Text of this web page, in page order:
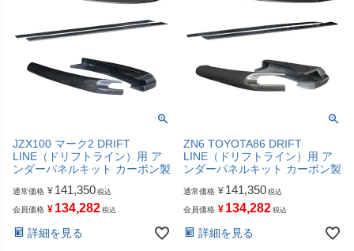
JZX100 マーク2 DRIFT
LINE（ドリフトライン）用 ア
ンダーパネルキット カーボン製
通常価格 ¥ 141,350 税込
会員価格 ¥ 134,282 税込
詳細を見る
ZN6 TOYOTA86 DRIFT
LINE（ドリフトライン）用 ア
ンダーパネルキット カーボン製
通常価格 ¥ 141,350 税込
会員価格 ¥ 134,282 税込
詳細を見る